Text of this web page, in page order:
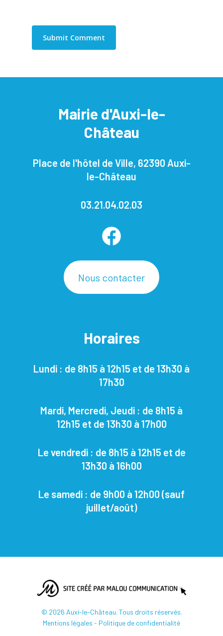
Mairie d'Auxi-le-
Château
Place de l'hôtel de Ville, 62390 Auxi-
le-Château
03.21.04.02.03
Nous contacter
Horaires
Lundi : de 8h15 à 12h15 et de 13h30 à
17h30
Mardi, Mercredi, Jeudi : de 8h15 à
12h15 et de 13h30 à 17h00
Le vendredi : de 8h15 à 12h15 et de
13h30 à 16h00
Le samedi : de 9h00 à 12h00 (sauf
juillet/août)
© 2026 Auxi-le-Château. Tous droits réservés.
Mentions légales - Politique de confidentialité